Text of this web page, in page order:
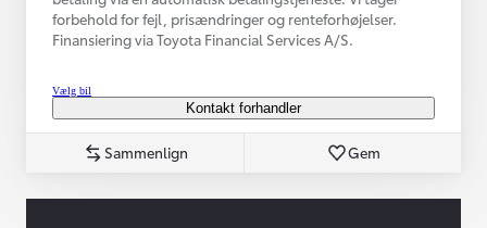
forbehold for fejl, prisændringer og renteforhøjelser.
Finansiering via Toyota Financial Services A/S.
Vælg bil
Kontakt forhandler
Sammenlign Gem